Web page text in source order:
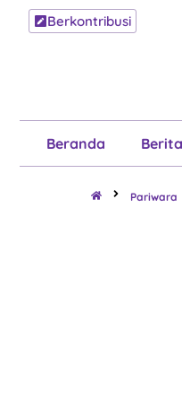
Berkontribusi
Beranda Berita
Pariwara